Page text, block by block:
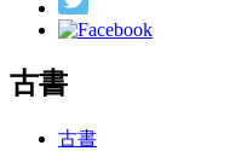
古書
古書